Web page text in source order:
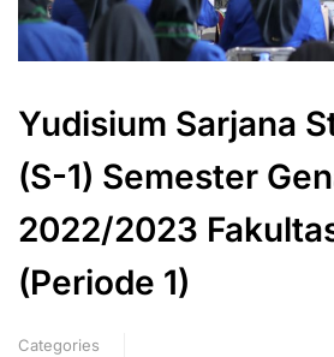
Yudisium Sarjana
(S-1) Semester
2022/2023
(Periode 1)
Categories